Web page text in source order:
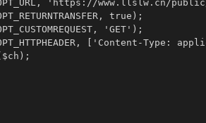
'https://www.llslw.cn/
true);
'GET');
['Content-Type: